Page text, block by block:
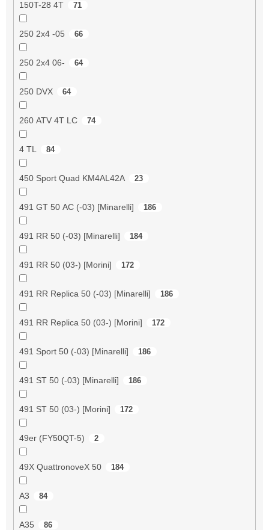
150T-28 4T 71
250 2x4 -05 66
250 2x4 06- 64
250 DVX 64
260 ATV 4T LC 74
4 TL 84
450 Sport Quad KM4AL42A 23
491 GT 50 AC (-03) [Minarelli] 186
491 RR 50 (-03) [Minarelli] 184
491 RR 50 (03-) [Morini] 172
491 RR Replica 50 (-03) [Minarelli] 186
491 RR Replica 50 (03-) [Morini] 172
491 Sport 50 (-03) [Minarelli] 186
491 ST 50 (-03) [Minarelli] 186
491 ST 50 (03-) [Morini] 172
49er (FY50QT-5) 2
49X QuattronoveX 50 184
A3 84
A35 86